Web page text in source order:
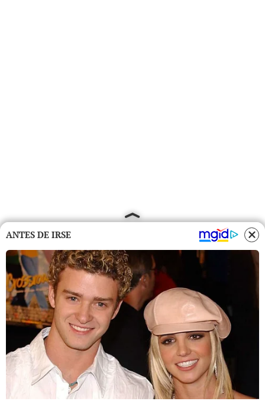
ANTES DE IRSE